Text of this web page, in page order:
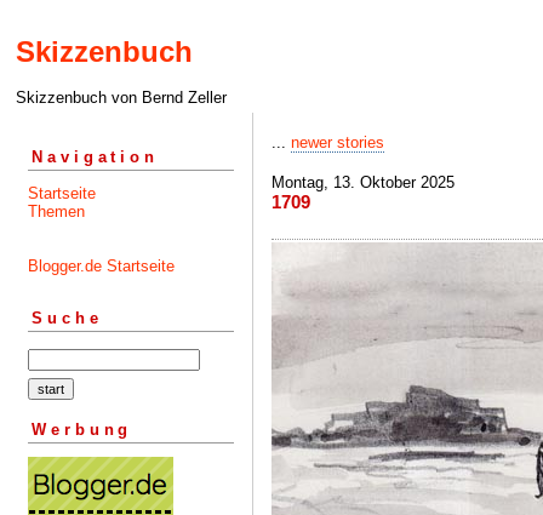
Skizzenbuch
Skizzenbuch von Bernd Zeller
Navigation
Startseite
Themen
Blogger.de Startseite
Suche
Werbung
... newer stories
Montag, 13. Oktober 2025
1709